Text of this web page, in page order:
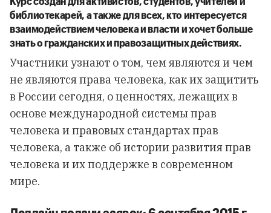
библиотекарей, а также для всех, кто интересуется
взаимодействием человека и власти и хочет больше
знать о гражданских и правозащитных действиях.
Участники узнают о том, чем являются и чем
не являются права человека, как их защитить
в России сегодня, о ценностях, лежащих в
основе международной системы прав
человека и правовых стандартах прав
человека, а также об истории развития прав
человека и их поддержке в современном
мире.